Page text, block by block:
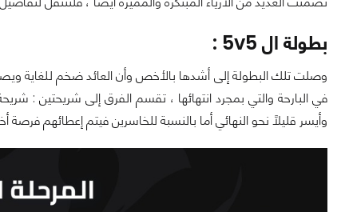
بطولة ال 5v5 :
في البارحة والتي بمجرد انتهائها ، تقسم الفرق إلى شريحتين :
وأيسر قليلاً نحو النهائي أما بالنسبة للخاسرين فيتم إعطائهم